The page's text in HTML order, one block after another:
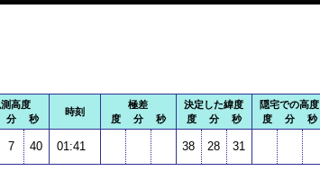
高度
分 秒
時刻
極差
度 分 秒
決定した緯度
度 分 秒
隠宅での高度
度 分 秒
7 40 01:41 38 28 31